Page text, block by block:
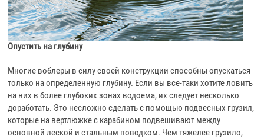
Опустить на глубину
Многие воблеры в силу своей конструкции способны опускаться
только на определенную глубину. Если вы все-таки хотите ловить
на них в более глубоких зонах водоема, их следует несколько
доработать. Это несложно сделать с помощью подвесных грузил,
которые на вертлюжке с карабином подвешивают между
основной леской и стальным поводком. Чем тяжелее грузило,